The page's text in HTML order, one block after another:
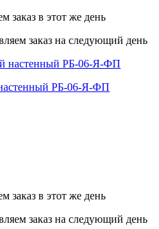
заказ в этот же день
заказ на следующий день
РБ-06-Я-ФП
заказ в этот же день
заказ на следующий день